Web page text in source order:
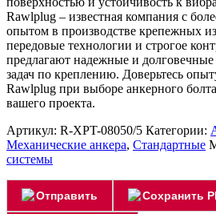
Rawlplug – известная компания с
опытом в производстве крепежных
передовые технологии и строгое
предлагают надежные и
задач по креплению. Доверьтесь
Rawlplug при выборе анкерного
вашего проекта.
Артикул: R-XPT-08050/5 Категории:
Механические анкера, Стандартные
системы
Отправить Сохранить